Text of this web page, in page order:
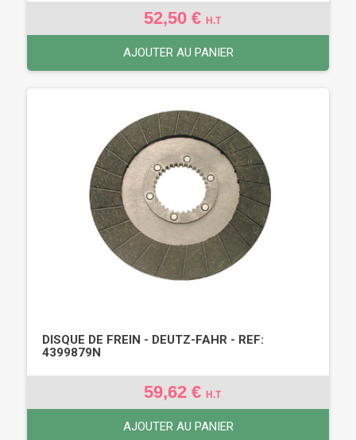
52,50 € H.T
AJOUTER AU PANIER
DISQUE DE FREIN - DEUTZ-FAHR - REF:
4399879N
59,62 € H.T
AJOUTER AU PANIER